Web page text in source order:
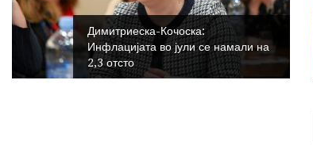
Димитриеска-Кочоска:
Инфлацијата во јули се намали на
2,3 отсто